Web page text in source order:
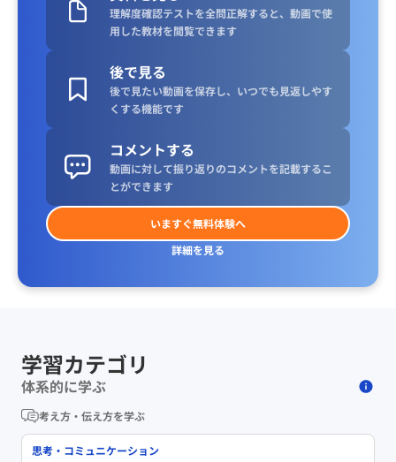
理解度確認テストを全問正解すると、動画で使
用した教材を閲覧できます
後で見る
後で見たい動画を保存し、いつでも見返しやす
くする機能です
コメントする
動画に対して振り返りのコメントを記載するこ
とができます
いますぐ無料体験へ
詳細を見る
学習カテゴリ
体系的に学ぶ
考え方・伝え方を学ぶ
思考・コミュニケーション